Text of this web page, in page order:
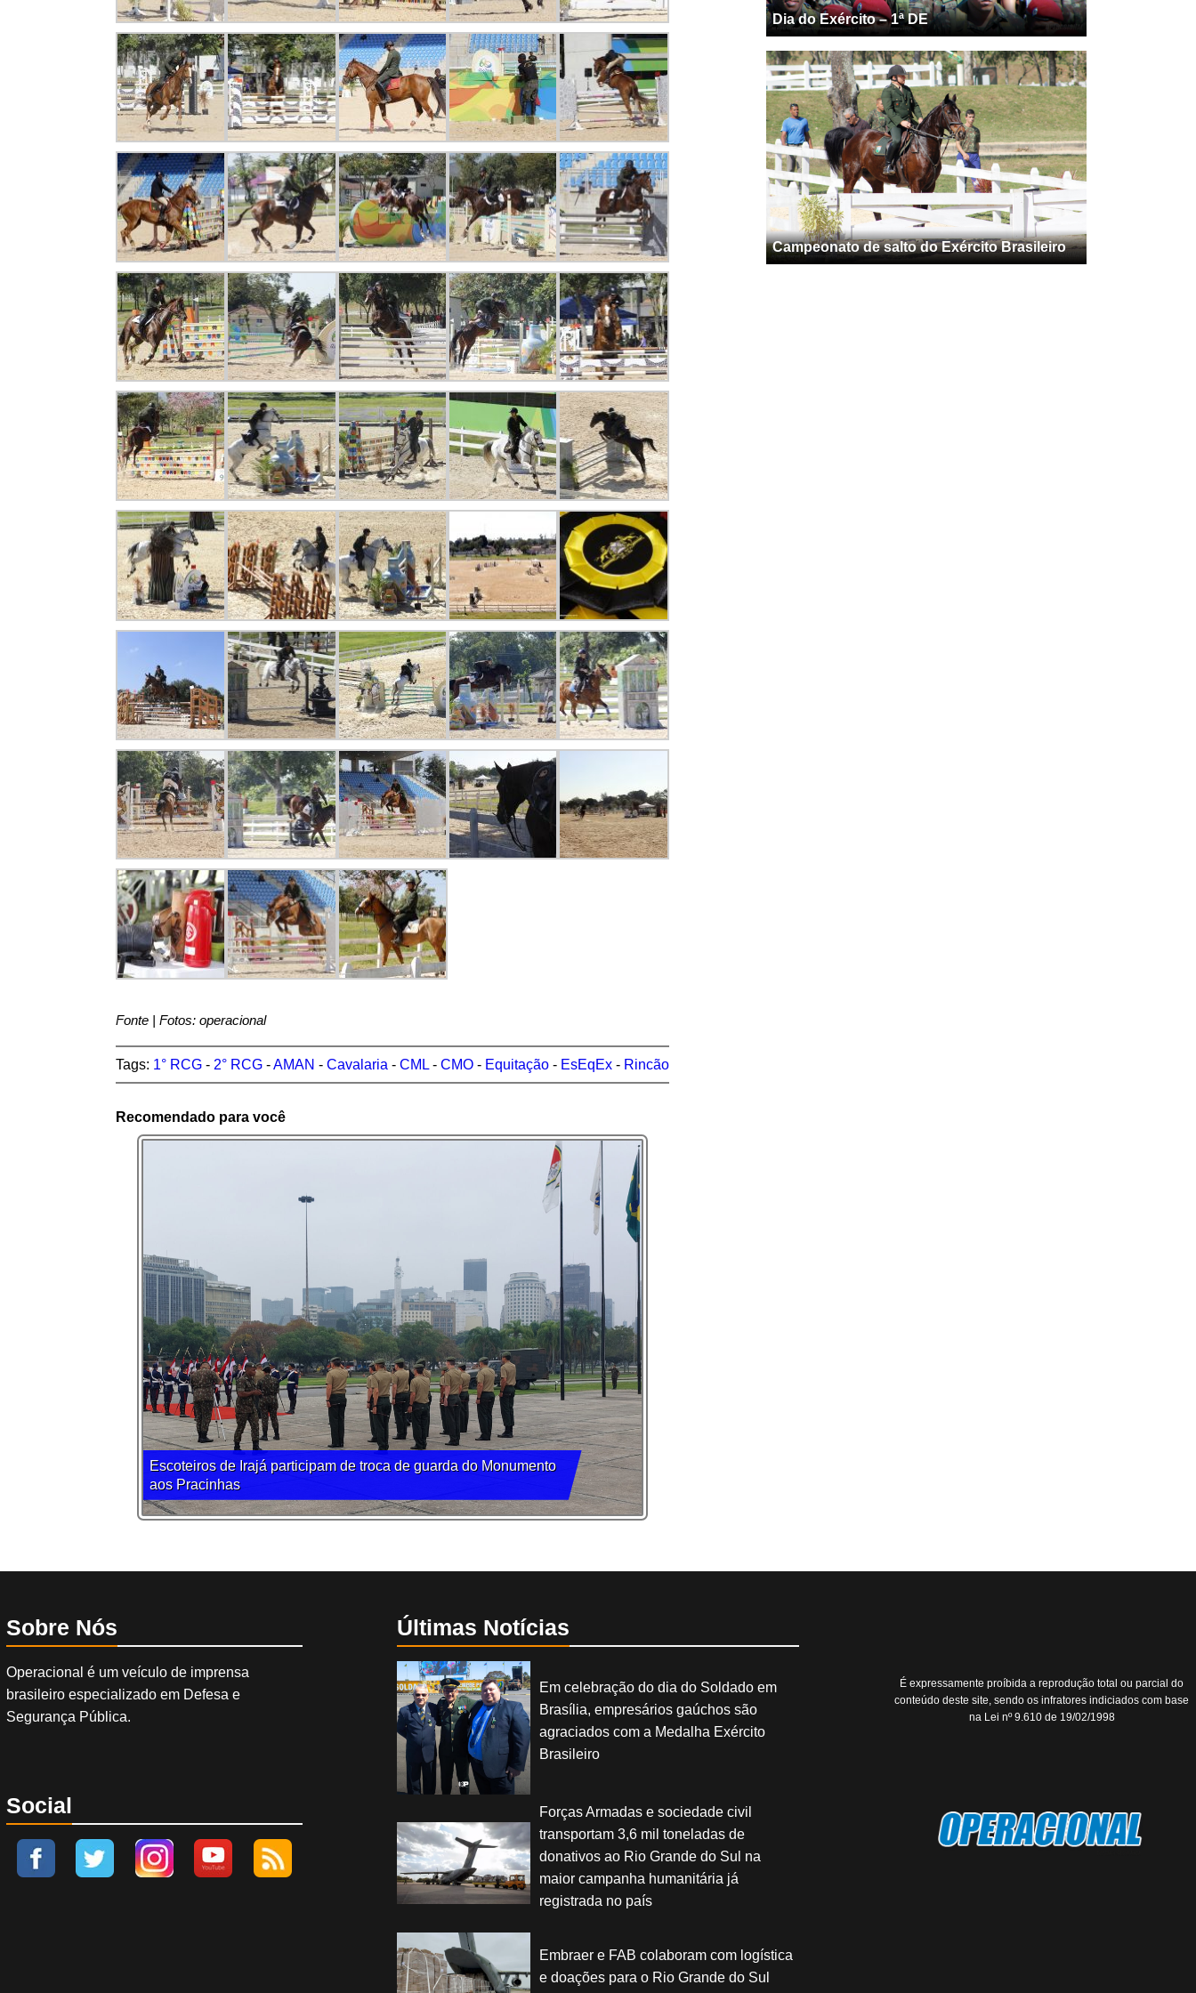
Fonte | Fotos: operacional
Tags: 1° RCG- 2° RCG-AMAN - Cavalaria - CML- CMO- Equitação- EsEqEx- Rincão
Recomendado para você
AMAN realiza certificação de viaturas M109 A5 que serão usadas
em instrução
Dia do Exército – 1ª DE
Campeonato de salto do Exército Brasileiro
Sobre Nós
Operacional é um veículo de imprensa
brasileiro especializado em Defesa e
Segurança Pública.
Social
Últimas Notícias
Em celebração do dia do Soldado em
Brasília, empresários gaúchos são
agraciados com a Medalha Exército
Brasileiro
Forças Armadas e sociedade civil
transportam 3,6 mil toneladas de
donativos ao Rio Grande do Sul na
maior campanha humanitária já
registrada no país
Embraer e FAB colaboram com logística
e doações para o Rio Grande do Sul
É expressamente proíbida a reprodução total ou parcial do
conteúdo deste site, sendo os infratores indiciados com base
na Lei nº 9.610 de 19/02/1998